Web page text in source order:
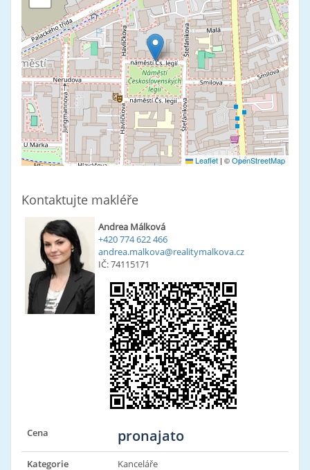
Leaflet | ©OpenStreetMap
Kontaktujte makléře
Andrea Málková
+420 774 622 466
andrea.malkova@realitymalkova.cz
IČ: 74115171
Cena pronajato
Kategorie
Kanceláře